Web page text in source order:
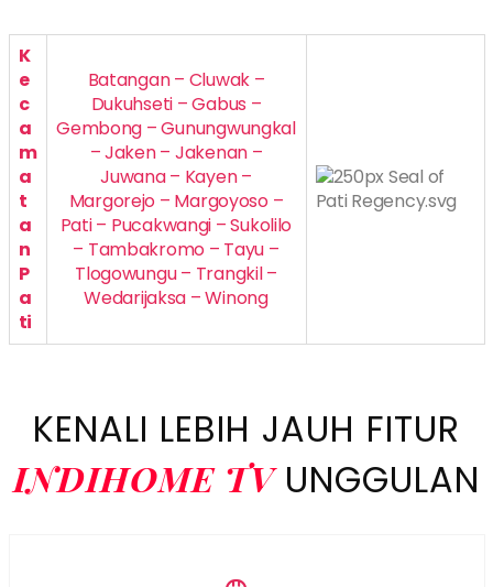
K
e
c
a
m
a
t
a
n
P
a
ti
Batangan – Cluwak –
Dukuhseti – Gabus –
Gembong – Gunungwungkal
– Jaken – Jakenan –
Juwana – Kayen –
Margorejo – Margoyoso –
Pati – Pucakwangi – Sukolilo
– Tambakromo – Tayu –
Tlogowungu – Trangkil –
Wedarijaksa – Winong
KENALI LEBIH JAUH FITUR
INDIHOME TVUNGGULAN